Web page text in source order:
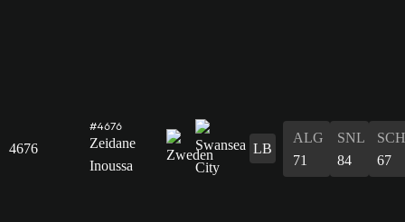
4676
#4676
Zeidane
Inoussa
LB
ALG
71
SNL
84
SCH
67